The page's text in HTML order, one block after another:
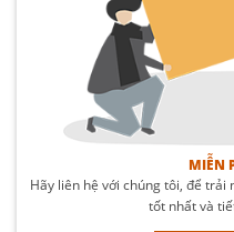
MIỄN
Hãy liên hệ với chúng tôi, để
tốt nhất và